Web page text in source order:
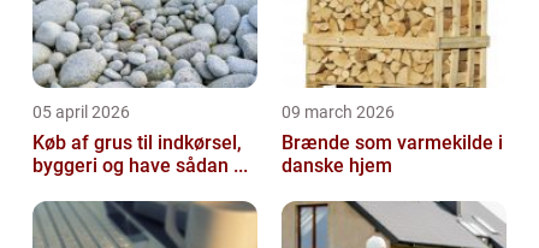
05 april 2026
Køb af grus til indkørsel,
byggeri og have sådan ...
09 march 2026
Brænde som varmekilde i
danske hjem